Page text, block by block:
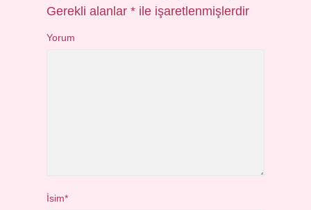
Gerekli alanlar* ile işaretlenmişlerdir
Yorum
İsim*